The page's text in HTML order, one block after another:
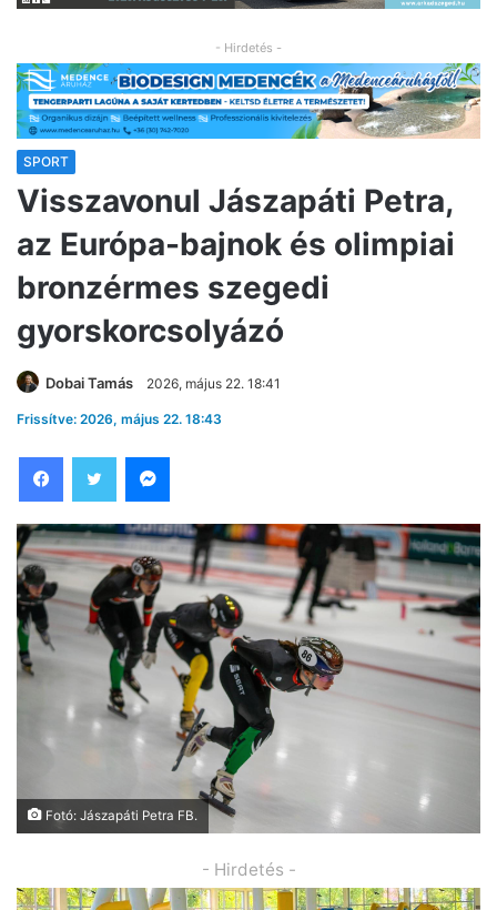
- Hirdetés -
SPORT
Visszavonul Jászapáti Petra,
az Európa-bajnok és olimpiai
bronzérmes szegedi
gyorskorcsolyázó
Dobai Tamás 2026, május 22. 18:41
Frissítve: 2026, május 22. 18:43
Fotó: Jászapáti Petra FB.
- Hirdetés -